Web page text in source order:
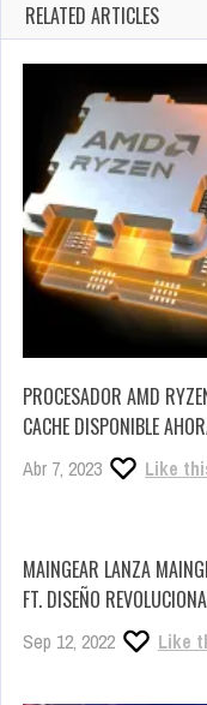
RELATED ARTICLES
PROCESADOR AMD
CACHE DISPONIBLE
Abr 7, 2023 Like
MAINGEAR LANZA
FT. DISEÑO
Sep 12, 2022 Like